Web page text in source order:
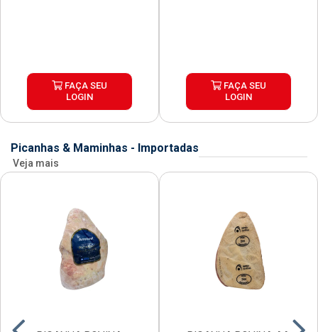
FAÇA SEU
LOGIN
FAÇA SEU
LOGIN
Picanhas & Maminhas - Importadas
Veja mais